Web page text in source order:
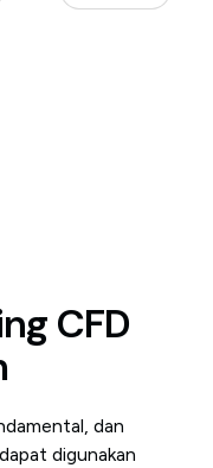
CFD
dan
digunakan